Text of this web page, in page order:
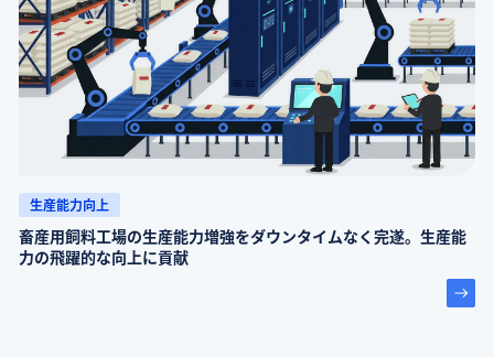
生産能力向上
畜産用飼料工場の生産能力増強をダウンタイムなく完遂。生産能
力の飛躍的な向上に貢献